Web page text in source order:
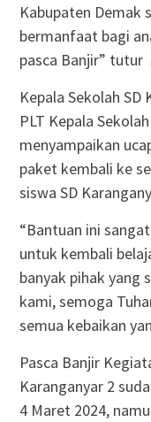
Kabupaten Demak
bermanfaat bagi
pasca Banjir” tutur
Kepala Sekolah
PLT Kepala
menyampaikan
paket kembali ke
siswa SD
“Bantuan ini
untuk kembali
banyak pihak yang
kami, semoga
semua kebaikan
Pasca Banjir
Karanganyar 2
4 Maret 2024,